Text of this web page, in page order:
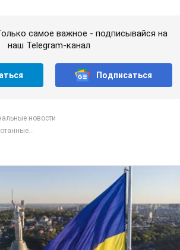
самое важное - подписывайся на
наш Telegram-канал
Подписаться
новости